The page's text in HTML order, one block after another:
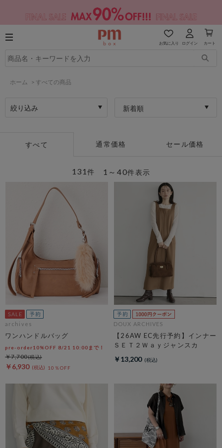
お気に入り ログイン カート
ホーム > すべての商品
絞り込み 新着順
すべて 通常価格 セール価格
1～40件表示
131件
archives
ワンハンドルバッグ
pre-order10%OFF 8/21 10:00まで！
￥6,930 10％OFF
￥7,700
DOUX ARCHIVES
【26AW EC先行予約】インナー
ＳＥＴ２Ｗａｙジャンスカ
￥13,200